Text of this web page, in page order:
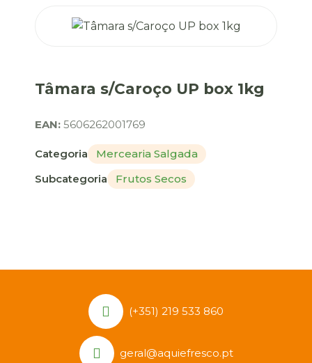
Tâmara s/Caroço UP box 1kg
EAN: 5606262001769
Categoria
Mercearia Salgada
Subcategoria
Frutos Secos
(+351) 219 533 860
geral@aquiefresco.pt